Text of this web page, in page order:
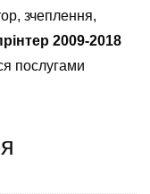
зчеплення,
2009-2018
послугами